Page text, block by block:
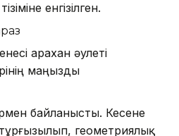
енгізілген.
Қарахан әулеті
маңызды
байланысты. Кесене
тұрғызылып, геометриялық